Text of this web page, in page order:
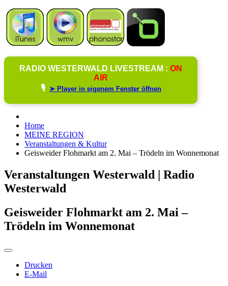
RADIO WESTERWALD LIVESTREAM : ON
AIR
🎙️ ➤ Player in eigenem Fenster öffnen
Home
MEINE REGION
Veranstaltungen & Kultur
Geisweider Flohmarkt am 2. Mai – Trödeln im Wonnemonat
Veranstaltungen Westerwald | Radio
Westerwald
Geisweider Flohmarkt am 2. Mai –
Trödeln im Wonnemonat
Drucken
E-Mail